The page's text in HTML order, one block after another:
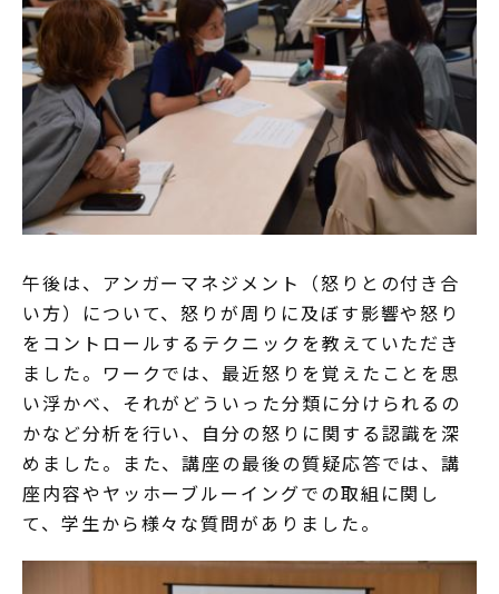
午後は、アンガーマネジメント（怒りとの付き合
い方）について、怒りが周りに及ぼす影響や怒り
をコントロールするテクニックを教えていただき
ました。ワークでは、最近怒りを覚えたことを思
い浮かべ、それがどういった分類に分けられるの
かなど分析を行い、自分の怒りに関する認識を深
めました。また、講座の最後の質疑応答では、講
座内容やヤッホーブルーイングでの取組に関し
て、学生から様々な質問がありました。